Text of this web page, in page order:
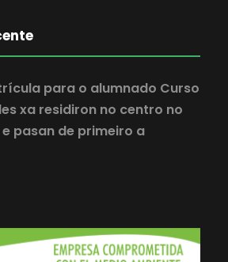
para o alumnado Curso
xa residiron no centro no
pasan de primeiro a